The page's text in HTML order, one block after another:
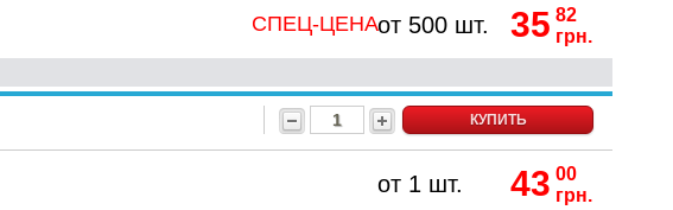
СПЕЦ-ЦЕНАот 500 шт. 35 82
грн.
КУПИТЬ
от 1 шт. 43 00
грн.